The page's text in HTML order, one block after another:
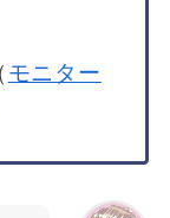
モニター